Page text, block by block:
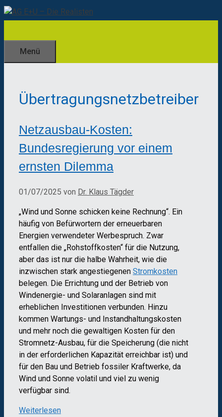
Zum
Inhalt
Menü
Übertragungsnetzbetreiber
Netzausbau-Kosten:
Bundesregierung vor einem
ernsten Dilemma
01/07/2025 von Dr. Klaus Tägder
„Wind und Sonne schicken keine Rechnung“. Ein
häufig von Befürwortern der erneuerbaren
Energien verwendeter Werbespruch. Zwar
entfallen die „Rohstoffkosten“ für die Nutzung,
aber das ist nur die halbe Wahrheit, wie die
inzwischen stark angestiegenen Stromkosten
belegen. Die Errichtung und der Betrieb von
Windenergie- und Solaranlagen sind mit
erheblichen Investitionen verbunden. Hinzu
kommen Wartungs- und Instandhaltungskosten
und mehr noch die gewaltigen Kosten für den
Stromnetz-Ausbau, für die Speicherung (die nicht
in der erforderlichen Kapazität erreichbar ist) und
für den Bau und Betrieb fossiler Kraftwerke, da
Wind und Sonne volatil und viel zu wenig
verfügbar sind.
Weiterlesen